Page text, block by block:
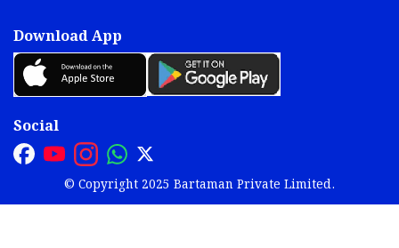
Download App
Social
© Copyright 2025 Bartaman Private Limited.